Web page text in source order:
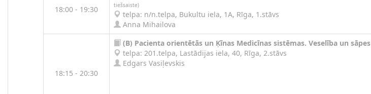
18:00 - 19:30
tiešsaiste)
telpa: n/n.telpa, Bukultu iela, 1A, Rīga, 1.stāvs
Anna Mihailova
18:15 - 20:30
(B) Pacienta orientētās un Ķīnas Medicīnas sistēmas. Veselība un sāpes
telpa: 201.telpa, Lastādijas iela, 40, Rīga, 2.stāvs
Edgars Vasiļevskis